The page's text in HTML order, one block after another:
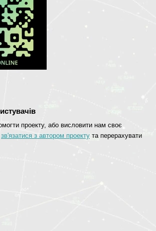
проекту, або висловити нам своє
зв'язатися з автором проекту та перерахувати